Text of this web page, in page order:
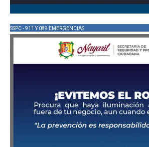
SSPC - 911 Y 089 EMERGENCIAS